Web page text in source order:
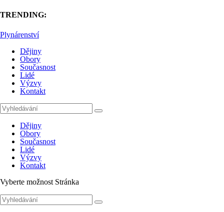
TRENDING:
Plynárenství
Dějiny
Obory
Současnost
Lidé
Výzvy
Kontakt
Dějiny
Obory
Současnost
Lidé
Výzvy
Kontakt
Vyberte možnost Stránka